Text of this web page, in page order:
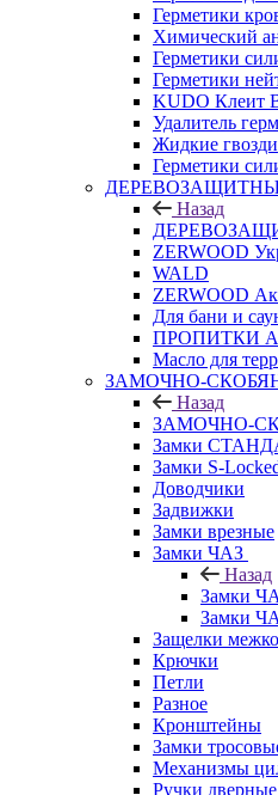
Герметики
Химический
Герметики
Герметики
KUDO Клеит
Удалитель
Жидкие гвозди
Герметики
Назад
ZERWOOD
WALD
ZERWOOD
Для бани и
ПРОПИТКИ
Масло для
ЗАМОЧНО-
Назад
ЗАМОЧНО-
Замки
Замки S-
Доводчики
Задвижки
Замки врезные
Замки ЧАЗ
Назад
Замки
Замки
Защелки
Крючки
Петли
Разное
Кронштейны
Замки
Механизмы
Ручки дверные